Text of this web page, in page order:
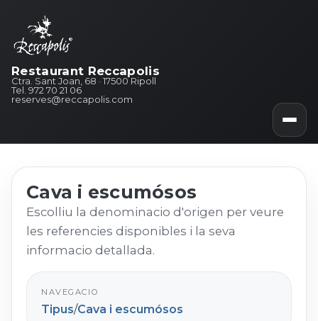
Restaurant Reccapolis
Ctra. Sant Joan, 68 · 17500 Ripoll
Tel. 972 70 21 06
reserves@reccapolis.com
Cava i escumósos
Escolliu la denominacio d'origen per veure
les referencies disponibles i la seva
informacio detallada.
NAVEGACIO
Tipus/Cava i escumósos